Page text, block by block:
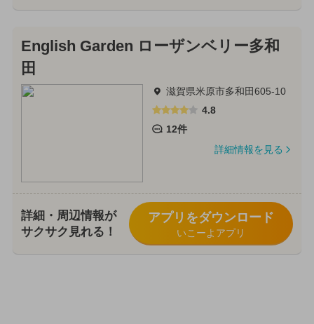
English Garden ローザンベリー多和
田
滋賀県米原市多和田605-10
4.8
12件
詳細情報を見る
詳細・周辺情報が
サクサク見れる！
アプリをダウンロード
いこーよアプリ